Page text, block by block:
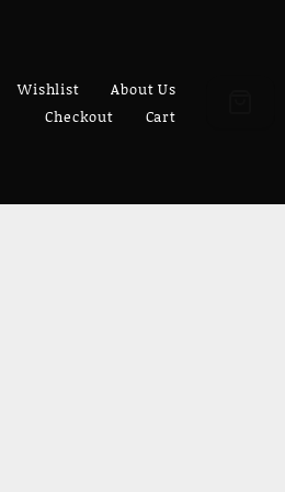
Wishlist
About Us
Checkout
Cart